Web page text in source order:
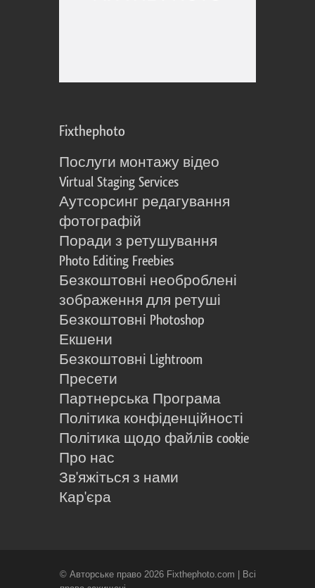
Fixthephoto
Послуги монтажу відео
Virtual Staging Services
Аутсорсинг редагування
фотографій
Поради з ретушування
Photo Editing Freebies
Безкоштовні необроблені
зображення для ретуші
Безкоштовні Photoshop
Екшени
Безкоштовні Lightroom
Пресети
Партнерська Програма
Політика конфіденційності
Політика щодо файлів cookie
Про нас
Зв'яжіться з нами
Кар'єра
© Авторське право 2026 Fixthephoto.com | Всі